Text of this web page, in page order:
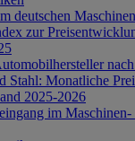
deutschen
zur
Stahl: Monatliche
2025-2026
im